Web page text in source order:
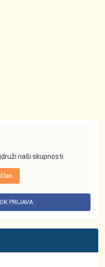
naši skupnosti.
PRIJAVA